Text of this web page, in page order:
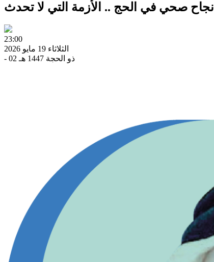
نجاح صحي في الحج .. الأزمة التي لا تحدث
23:00
الثلاثاء 19 مايو 2026
- 02 ذو الحجة 1447 هـ